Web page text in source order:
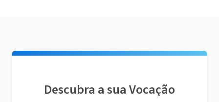
Descubra a sua Vocação